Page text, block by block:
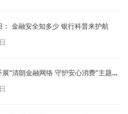
： 金融安全知多少 银行科普来护航
民生银行威海石岛支行开展“清朗金融网络 守护安心消费”主题宣传活动